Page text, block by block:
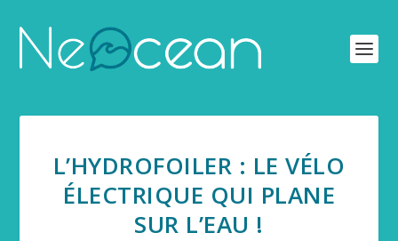
L’HYDROFOILER : LE VÉLO
ÉLECTRIQUE QUI PLANE
SUR L’EAU !